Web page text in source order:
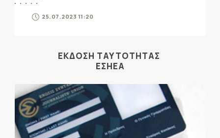
25.07.2023 11:20
ΕΚΔΟΣΗ ΤΑΥΤΟΤΗΤΑΣ
ΕΣΗΕΑ